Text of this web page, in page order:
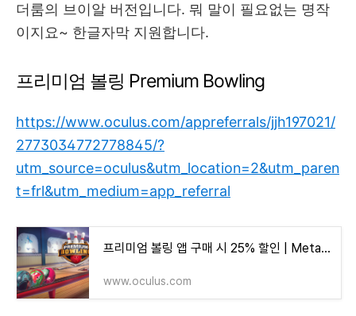
더룸의 브이알 버전입니다. 뭐 말이 필요없는 명작
이지요~ 한글자막 지원합니다.
프리미엄 볼링 Premium Bowling
https://www.oculus.com/appreferrals/jjh197021/
2773034772778845/?
utm_source=oculus&utm_location=2&utm_paren
t=frl&utm_medium=app_referral
프리미엄 볼링 앱 구매 시 25% 할인 | Meta Quest
www.oculus.com